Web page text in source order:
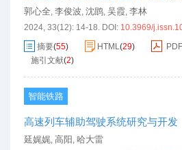
郭心全 李俊波 沈鹍 吴霞 李林
2024, 33(12): 14-18. DOI: 10.3969/
摘要(55) HTML (29) PDF
施引文献(2)
智能铁路
高速列车辅助驾驶系统研究与开发
延娓娓, 高阳 , 哈大雷